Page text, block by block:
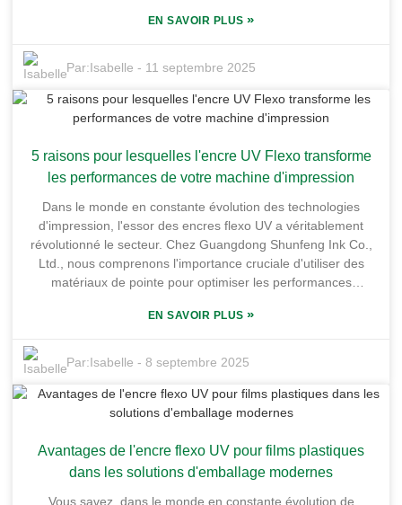
son temps de séchage rapide, ce qui en fait un produit de
Guangdong Shunfeng Ink Co., Ltd., nous comprenons
parfaitement l'importance d'optimiser le processus
d'impression pour répondre aux attentes des clients
modernes. Située en plein cœur du site industriel de chimie
mètres carrés, un espace idéal pour produire des encres de
haute qualité. En exploitant les qualités uniques de l'encre
la qualité de leurs impressions, mais aussi optimiser leurs
opérations. Dans cet article, je vous explique pourquoi
l'intégration de l'encre offset UV à votre processus
d'impression peut faire toute la différence et propulser vos
résultats au niveau supérieur.
EN SAVOIR PLUS »
Par:Isabelle - 11 septembre 2025
5 raisons pour lesquelles l'encre UV Flexo transforme
les performances de votre machine d'impression
Dans le monde en constante évolution des technologies
d'impression, l'essor des encres flexo UV a véritablement
révolutionné le secteur. Chez Guangdong Shunfeng Ink Co.,
Ltd., nous comprenons l'importance cruciale d'utiliser des
matériaux de pointe pour optimiser les performances
industrielle de chimie fine de Honghai, à Yonghu, s'étend sur
des encres de haute qualité répondant aux exigences
d'impression actuelles. Grâce à notre emplacement privilégié
et à notre accès facile aux transports, nous pouvons
expédier nos produits rapidement et en toute fiabilité. Dans
pour expliquer pourquoi l'encre flexo UV transforme les
performances des machines d'impression. Il s'agit d'aider les
EN SAVOIR PLUS »
Par:Isabelle -8 septembre 2025
Avantages de l'encre flexo UV pour films plastiques
dans les solutions d'emballage modernes
Vous savez, dans le monde en constante évolution de